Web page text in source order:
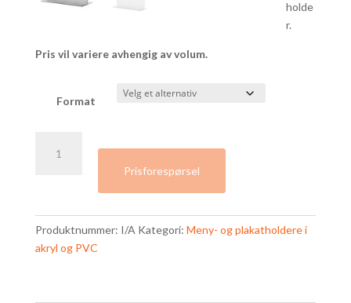
holde
r.
Pris vil variere avhengig av volum.
Format
Menyholder
Prisforespørsel
Produktnummer: I/A Kategori: Meny- og plakatholdere i
akryl og PVC